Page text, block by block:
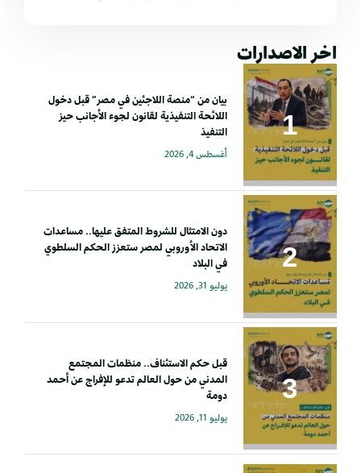
اخر الاصدارات
بيان من “منصة اللاجئين في مصر” قبل دخول
اللائحة التنفيذية لقانون لجوء الأجانب حيز
التنفيذ
أغسطس 4, 2026
دون الامتثال للشروط المتفق عليها.. مساعدات
الاتحاد الأوروبي لمصر ستعزز الحكم السلطوي
في البلاد
يوليو 31, 2026
قبل حكم الاستئناف.. منظمات المجتمع
المدني من حول العالم تدعو للإفراج عن أحمد
دومة
يوليو 11, 2026